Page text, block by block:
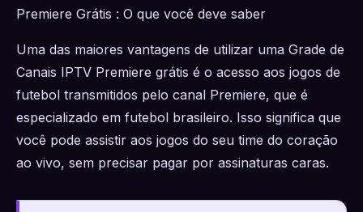
Premiere Grátis : O que você deve saber
Uma das maiores vantagens de utilizar uma Grade de
Canais IPTV Premiere grátis é o acesso aos jogos de
futebol transmitidos pelo canal Premiere, que é
especializado em futebol brasileiro. Isso significa que
você pode assistir aos jogos do seu time do coração
ao vivo, sem precisar pagar por assinaturas caras.